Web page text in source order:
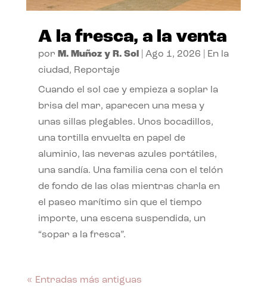
A la fresca, a la venta
por M. Muñoz y R. Sol Ago 1, 2026
En la
ciudad, Reportaje
Cuando el sol cae y empieza a soplar la
brisa del mar, aparecen una mesa y
unas sillas plegables. Unos bocadillos,
una tortilla envuelta en papel de
aluminio, las neveras azules portátiles,
una sandía. Una familia cena con el telón
de fondo de las olas mientras charla en
el paseo marítimo sin que el tiempo
importe, una escena suspendida, un
“sopar a la fresca”.
« Entradas más antiguas